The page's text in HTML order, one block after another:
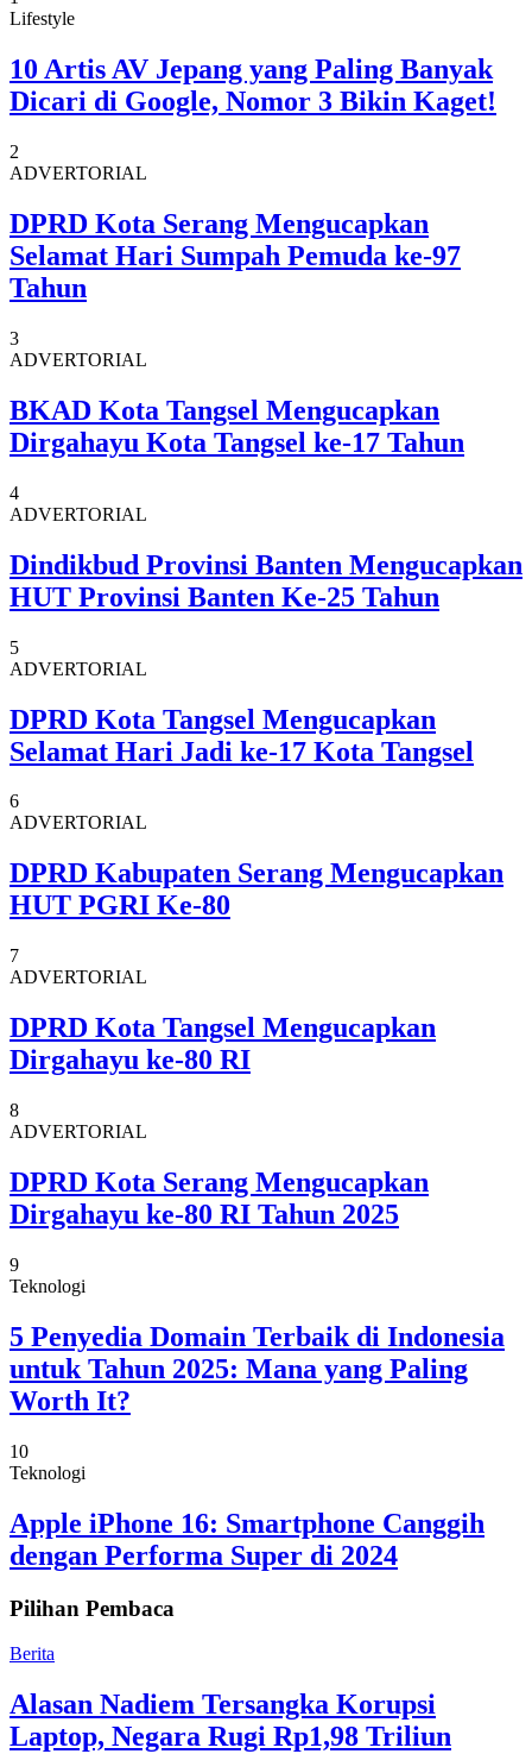
Lifestyle
10 Artis AV Jepang yang Paling Banyak
Dicari di Google, Nomor 3 Bikin Kaget!
2
ADVERTORIAL
DPRD Kota Serang Mengucapkan
Selamat Hari Sumpah Pemuda ke-97
Tahun
3
ADVERTORIAL
BKAD Kota Tangsel Mengucapkan
Dirgahayu Kota Tangsel ke-17 Tahun
4
ADVERTORIAL
Dindikbud Provinsi Banten Mengucapkan
HUT Provinsi Banten Ke-25 Tahun
5
ADVERTORIAL
DPRD Kota Tangsel Mengucapkan
Selamat Hari Jadi ke-17 Kota Tangsel
6
ADVERTORIAL
DPRD Kabupaten Serang Mengucapkan
HUT PGRI Ke-80
7
ADVERTORIAL
DPRD Kota Tangsel Mengucapkan
Dirgahayu ke-80 RI
8
ADVERTORIAL
DPRD Kota Serang Mengucapkan
Dirgahayu ke-80 RI Tahun 2025
9
Teknologi
5 Penyedia Domain Terbaik di Indonesia
untuk Tahun 2025: Mana yang Paling
Worth It?
10
Teknologi
Apple iPhone 16: Smartphone Canggih
dengan Performa Super di 2024
Pilihan Pembaca
Berita
Alasan Nadiem Tersangka Korupsi
Laptop, Negara Rugi Rp1,98 Triliun